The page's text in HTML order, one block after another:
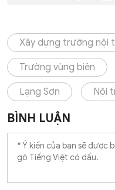
Xây dựng trường nội
Trường vùng biên
Lạng Sơn Nội
BÌNH LUẬN